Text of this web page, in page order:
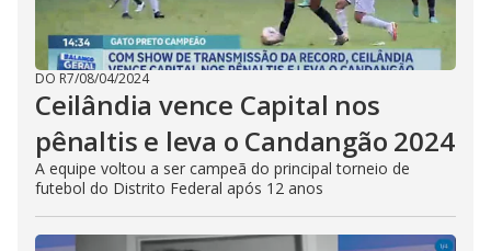
DO R7/08/04/2024
Ceilândia vence Capital nos
pênaltis e leva o Candangão 2024
A equipe voltou a ser campeã do principal torneio de
futebol do Distrito Federal após 12 anos